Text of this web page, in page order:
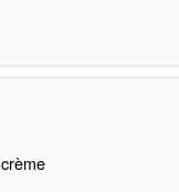
crème